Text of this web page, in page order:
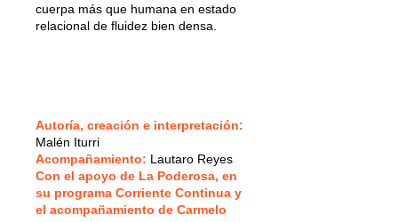
cuerpa más que humana en estado
relacional de fluidez bien densa.
Autoría, creación e interpretación:
Malén Iturri
Acompañamiento: Lautaro Reyes
Con el apoyo de La Poderosa, en
su programa Corriente Continua y
el acompañamiento de Carmelo